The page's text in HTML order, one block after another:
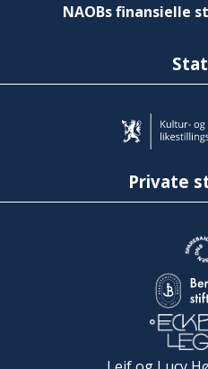
NAOBs finansielle
Private